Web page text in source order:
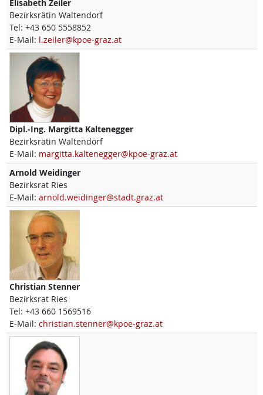
Elisabeth Zeiler
Bezirksrätin Waltendorf
Tel: +43 650 5558852
E-Mail: l.zeiler@kpoe-graz.at
Dipl.-Ing. Margitta Kaltenegger
Bezirksrätin Waltendorf
E-Mail: margitta.kaltenegger@kpoe-graz.at
Arnold Weidinger
Bezirksrat Ries
E-Mail: arnold.weidinger@stadt.graz.at
Christian Stenner
Bezirksrat Ries
Tel: +43 660 1569516
E-Mail: christian.stenner@kpoe-graz.at